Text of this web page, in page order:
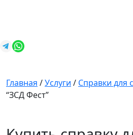
Главная /Услуги / Справки для
“ЗСД Фест”